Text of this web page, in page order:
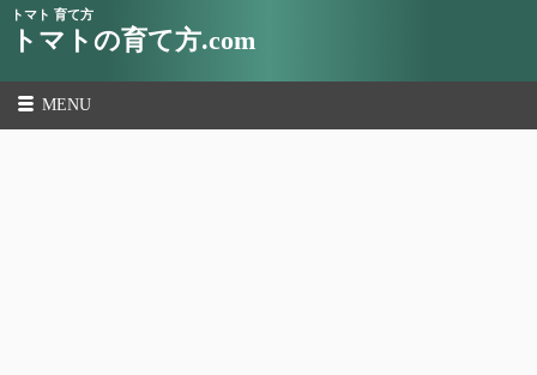
トマト 育て方
トマトの育て方.com
MENU